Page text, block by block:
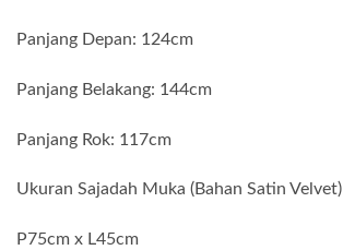
Panjang Depan: 124cm
Panjang Belakang: 144cm
Panjang Rok: 117cm
Ukuran Sajadah Muka (Bahan Satin Velvet)
P75cm x L45cm